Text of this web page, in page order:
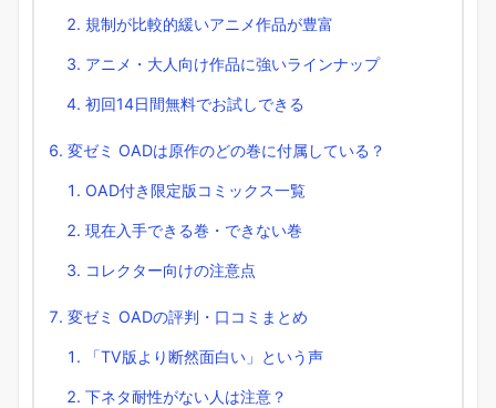
規制が比較的緩いアニメ作品が豊富
アニメ・大人向け作品に強いラインナップ
初回14日間無料でお試しできる
変ゼミ OADは原作のどの巻に付属している？
OAD付き限定版コミックス一覧
現在入手できる巻・できない巻
コレクター向けの注意点
変ゼミ OADの評判・口コミまとめ
「TV版より断然面白い」という声
下ネタ耐性がない人は注意？